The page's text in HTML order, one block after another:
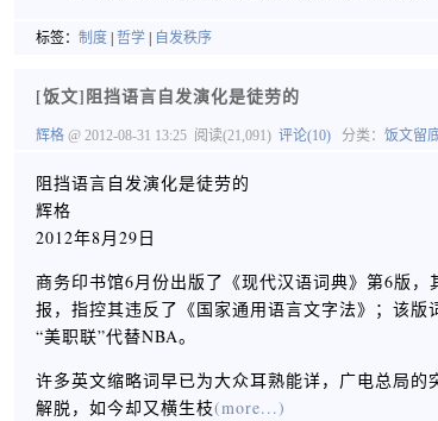
标签： 制度 哲学 自发秩序
[饭文]阻挡语言自发演化是徒劳的
辉格 @ 2012-08-31 13:25 阅读(21,091) 评论(10) 分类： 饭文留
阻挡语言自发演化是徒劳的
辉格
2012年8月29日
商务印书馆6月份出版了《现代汉语词典》第6版
报，指控其违反了《国家通用语言文字法》；该
“美职联”代替NBA。
许多英文缩略词早已为大众耳熟能详，广电总局
解脱，如今却又横生枝(more...)